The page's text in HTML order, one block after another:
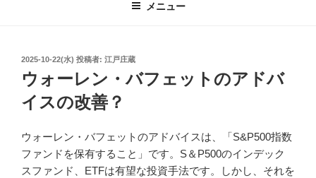
メニュー
投
日:
2025-10-22(水) 投稿者: 江戸庄蔵
ウォーレン・バフェットのアドバ
イスの改善？
ウォーレン・バフェットのアドバイスは、「S&P500指数
ファンドを保有すること」です。S＆P500のインデック
スファンド、ETFは有望な投資手法です。しかし、それを